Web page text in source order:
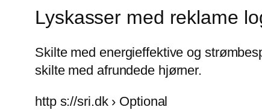
Lyskasser med reklame
Skilte med energieffektive og
skilte med afrundede hjørner.
http s://sri.dk › Optional